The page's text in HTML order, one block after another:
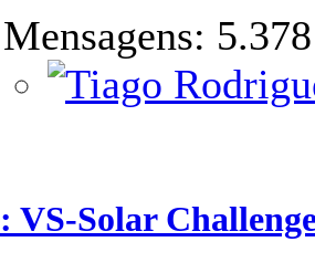
Mensagens: 5.378
VS-Solar